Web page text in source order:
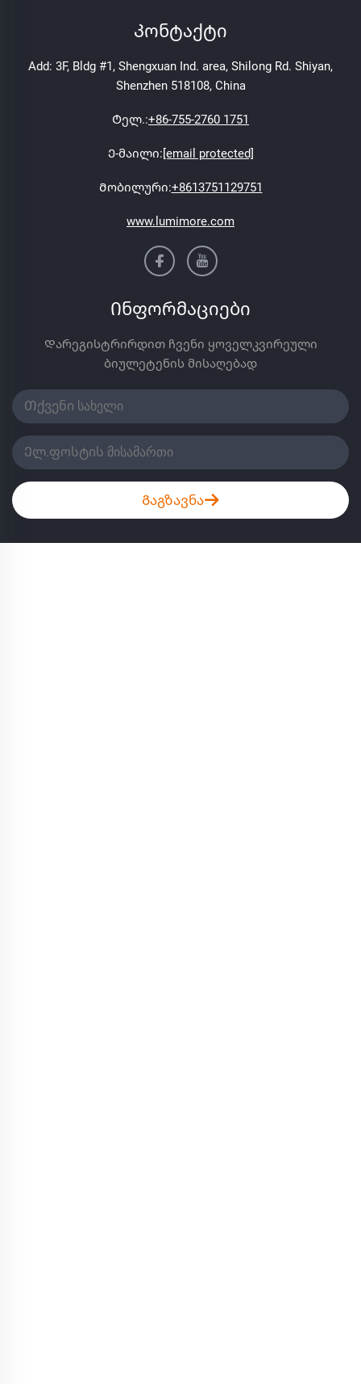
Კონტაქტი
Add: 3F, Bldg #1, Shengxuan Ind. area, Shilong Rd. Shiyan,
Shenzhen 518108, China
Ტელ.:+86-755-2760 1751
Ე-მაილი:[email protected]
Მობილური:+8613751129751
www.lumimore.com
Ინფორმაციები
Დარეგისტრირდით ჩვენი ყოველკვირეული
ბიულეტენის მისაღებად
Გაგზავნა